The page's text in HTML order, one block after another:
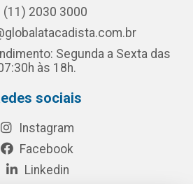
(11) 2030 3000
Segunda a Sexta das
às 18h.
sociais
Instagram
Facebook
Linkedin